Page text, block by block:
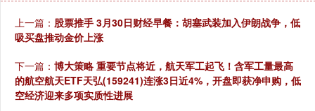
上一篇： 股票推手 3月30日财经早餐：胡塞武装加入伊朗战争，低
吸买盘推动金价上涨
下一篇： 博大策略 重要节点将近，航天军工起飞！含军工量最高
的航空航天ETF天弘(159241)连涨3日近4%，开盘即获净申购，低
空经济迎来多项实质性进展